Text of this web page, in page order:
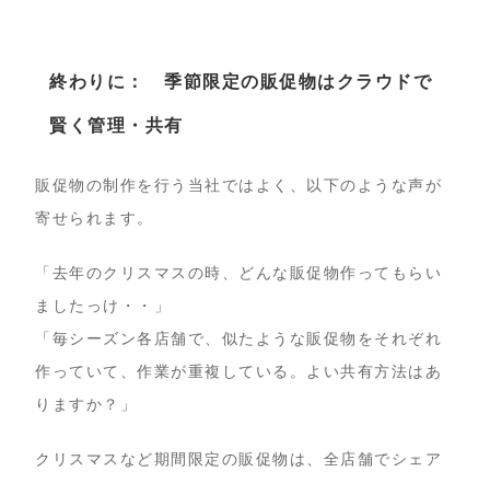
終わりに： 季節限定の販促物はクラウドで
賢く管理・共有
販促物の制作を行う当社ではよく、以下のような声が
寄せられます。
「去年のクリスマスの時、どんな販促物作ってもらい
ましたっけ・・」
「毎シーズン各店舗で、似たような販促物をそれぞれ
作っていて、作業が重複している。よい共有方法はあ
りますか？」
クリスマスなど期間限定の販促物は、全店舗でシェア